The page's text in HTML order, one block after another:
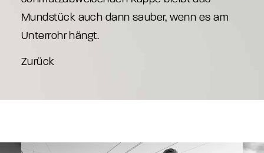
Mundstück auch dann sauber, wenn es am
Unterrohr hängt.
Zurück